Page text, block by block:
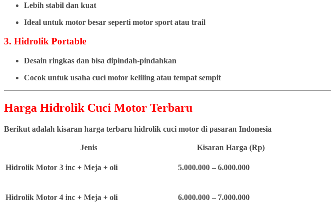
Lebih stabil dan kuat
Ideal untuk motor besar seperti motor sport atau trail
3. Hidrolik Portable
Desain ringkas dan bisa dipindah-pindahkan
Cocok untuk usaha cuci motor keliling atau tempat sempit
Harga Hidrolik Cuci Motor Terbaru
Berikut adalah kisaran harga terbaru hidrolik cuci motor di pasaran Indonesia
Jenis Kisaran Harga (Rp)
Hidrolik Motor 3 inc + Meja + oli 5.000.000 – 6.000.000
Hidrolik Motor 4 inc + Meja + oli 6.000.000 – 7.000.000